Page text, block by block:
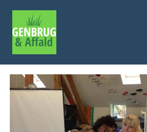
indhold
affald